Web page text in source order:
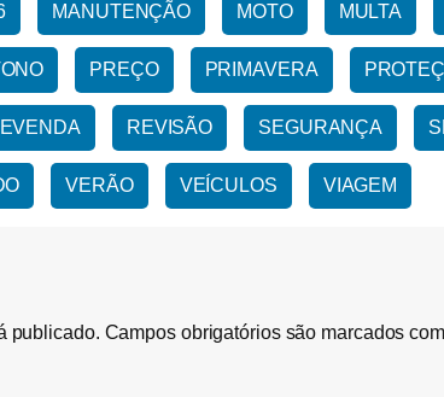
MANUTENÇÃO MOTO MULTA
PREÇO PRIMAVERA
REVISÃO SEGURANÇA
VERÃO VEÍCULOS VIAGEM
publicado. Campos obrigatórios são marcados com